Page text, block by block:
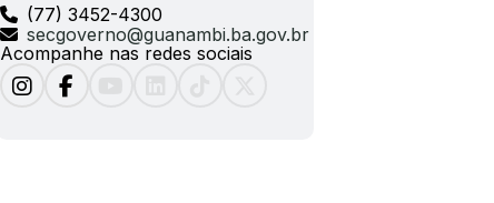
(77) 3452-4300
secgoverno@guanambi.ba.gov.br
Acompanhe nas redes sociais